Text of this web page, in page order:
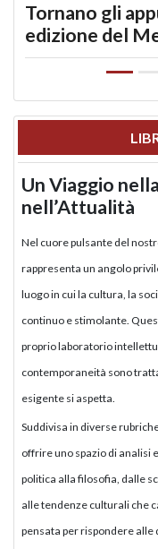
Tornano gli
edizione del
Un Viaggio
nell’Attualità
Nel cuore pulsante del
rappresenta un angolo
luogo in cui la cultura, la
continuo e stimolante.
proprio laboratorio
contemporaneità sono
esigente si aspetta.
Suddivisa in diverse
offrire uno spazio di analisi
politica alla filosofia, dalle
alle tendenze culturali che
pensata per rispondere alle